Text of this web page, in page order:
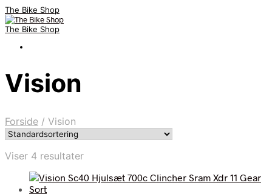
The Bike Shop
The Bike Shop
Vision
Forside / Vision
Viser 4 resultater